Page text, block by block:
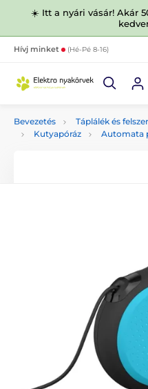
☀️ Itt a nyári vásár! Akár
Hívj minket (Hé-Pé 8-16)
Bevezetés Táplálék és
Kutyapóráz
Automata